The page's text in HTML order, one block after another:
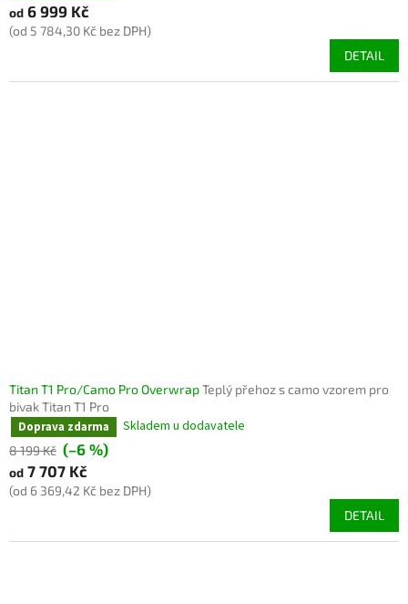
od 6 999 Kč
(od 5 784,30 Kč bez DPH)
DETAIL
Titan T1 Pro/Camo Pro OverwrapTeplý přehoz s camo vzorem pro
bivak Titan T1 Pro
Doprava zdarma Skladem u dodavatele
8 199 Kč (–6 %)
od 7 707 Kč
(od 6 369,42 Kč bez DPH)
DETAIL